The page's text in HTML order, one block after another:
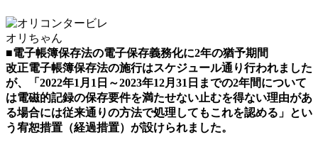
オリちゃん
■電子帳簿保存法の電子保存義務化に2年の猶予期間
改正電子帳簿保存法の施行はスケジュール通り行われました
が、「2022年1月1日～2023年12月31日までの2年間について
は電磁的記録の保存要件を満たせない止むを得ない理由があ
る場合には従来通りの方法で処理してもこれを認める」とい
う宥恕措置（経過措置）が設けられました。